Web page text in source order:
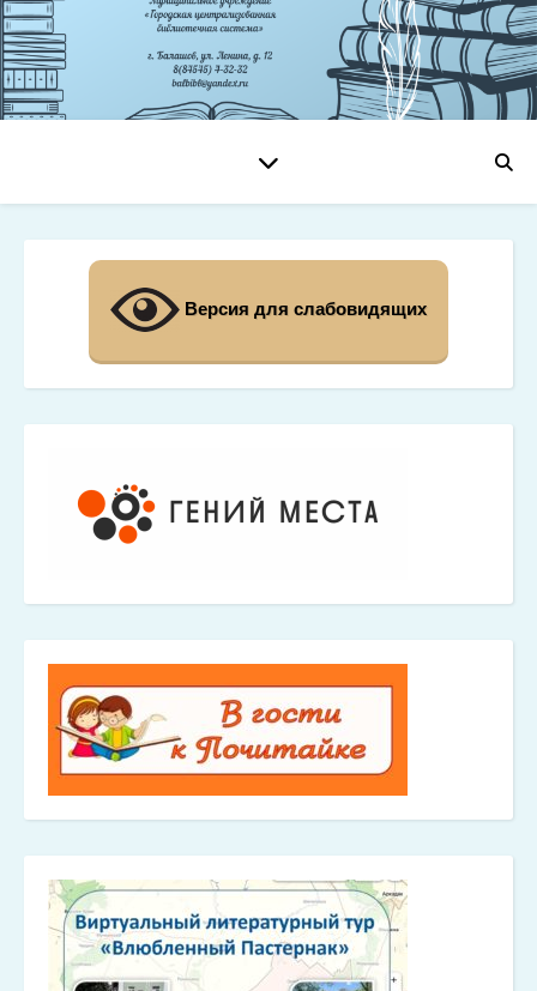
Версия для слабовидящих